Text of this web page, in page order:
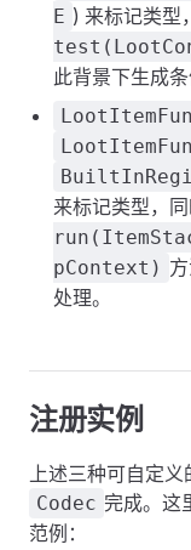
E ) 来标记类型
此背景下生成条
来标记类型，
pContext)
处理。
注册实例
上述三种可自定
Codec 完成。这
范例：